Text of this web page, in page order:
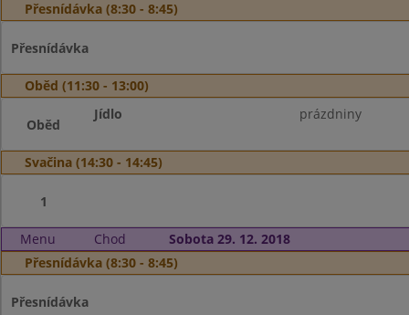
Přesnídávka (8:30 - 8:45)
Přesnídávka
Oběd (11:30 - 13:00)
Oběd
Jídlo prázdniny
Svačina (14:30 - 14:45)
1
Menu Chod
Sobota 29. 12. 2018
Přesnídávka (8:30 - 8:45)
Přesnídávka